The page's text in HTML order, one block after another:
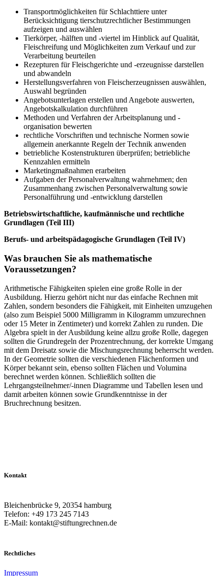
Transportmöglichkeiten für Schlachttiere unter
Berücksichtigung tierschutzrechtlicher Bestimmungen
aufzeigen und auswählen
Tierkörper, -hälften und -viertel im Hinblick auf Qualität,
Fleischreifung und Möglichkeiten zum Verkauf und zur
Verarbeitung beurteilen
Rezepturen für Fleischgerichte und -erzeugnisse darstellen
und abwandeln
Herstellungsverfahren von Fleischerzeugnissen auswählen,
Auswahl begründen
Angebotsunterlagen erstellen und Angebote auswerten,
Angebotskalkulation durchführen
Methoden und Verfahren der Arbeitsplanung und -
organisation bewerten
rechtliche Vorschriften und technische Normen sowie
allgemein anerkannte Regeln der Technik anwenden
betriebliche Kostenstrukturen überprüfen; betriebliche
Kennzahlen ermitteln
Marketingmaßnahmen erarbeiten
Aufgaben der Personalverwaltung wahrnehmen; den
Zusammenhang zwischen Personalverwaltung sowie
Personalführung und -entwicklung darstellen
Betriebswirtschaftliche, kaufmännische und rechtliche
Grundlagen (Teil III)
Berufs- und arbeitspädagogische Grundlagen (Teil IV)
Was brauchen Sie als mathematische
Voraussetzungen?
Arithmetische Fähigkeiten spielen eine große Rolle in der
Ausbildung. Hierzu gehört nicht nur das einfache Rechnen mit
Zahlen, sondern besonders die Fähigkeit, mit Einheiten umzugehen
(also zum Beispiel 5000 Milligramm in Kilogramm umzurechnen
oder 15 Meter in Zentimeter) und korrekt Zahlen zu runden. Die
Algebra spielt in der Ausbildung keine allzu große Rolle, dagegen
sollten die Grundregeln der Prozentrechnung, der korrekte Umgang
mit dem Dreisatz sowie die Mischungsrechnung beherrscht werden.
In der Geometrie sollten die verschiedenen Flächenformen und
Körper bekannt sein, ebenso sollten Flächen und Volumina
berechnet werden können. Schließlich sollten die
Lehrgangsteilnehmer/-innen Diagramme und Tabellen lesen und
damit arbeiten können sowie Grundkenntnisse in der
Bruchrechnung besitzen.
Kontakt
Bleichenbrücke 9, 20354 hamburg
Telefon: +49 173 245 7143
E-Mail: kontakt@stiftungrechnen.de
Rechtliches
Impressum